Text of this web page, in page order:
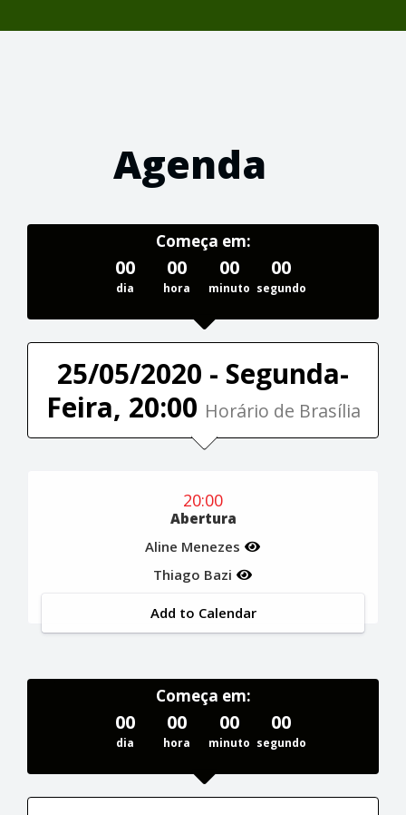
Agenda
Começa em:
00
dia
00
hora
00
minuto
00
segundo
25/05/2020 - Segunda-
Feira, 20:00 Horário de Brasília
20:00
Abertura
Aline Menezes
Thiago Bazi
Add to Calendar
Começa em:
00
dia
00
hora
00
minuto
00
segundo